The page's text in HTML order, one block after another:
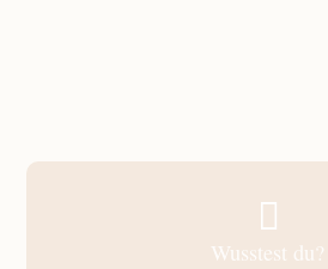

Wusstest du?